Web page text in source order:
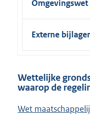
Omgevingswet
Externe
Wettelijke
waarop de
Wet